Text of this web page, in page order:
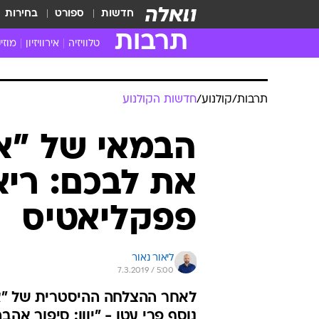
חדשות ספורט בחירות
תרבות טלוויזיה
טלוויזיה ישראלית
טלוויזיה מחו"ל
סדרות מומלצות
האח הגדול
אירוויזיון
תרבות/קולנוע/חדשות הקולנוע
הבמאי של
את לבכם:
פפקליאטיס
ליאור נאור
7.3.2019 / 5:00
לאחר ההצלחה ההיסטרית של